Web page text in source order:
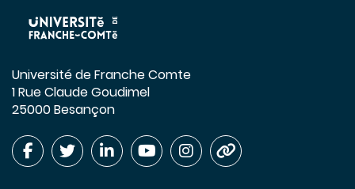
Université de Franche Comte
1 Rue Claude Goudimel
25000 Besançon